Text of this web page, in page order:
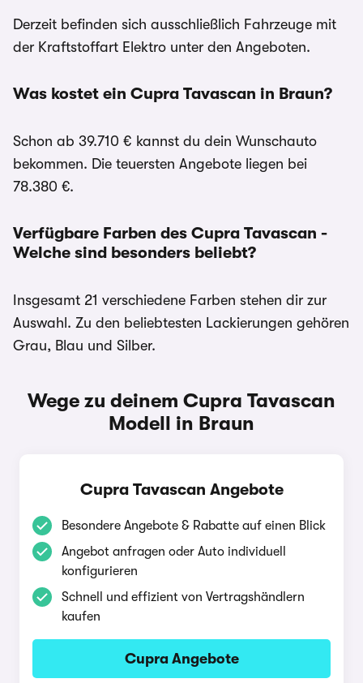
Derzeit befinden sich ausschließlich Fahrzeuge mit
der Kraftstoffart Elektro unter den Angeboten.
Was kostet ein Cupra Tavascan in Braun?
Schon ab 39.710 € kannst du dein Wunschauto
bekommen. Die teuersten Angebote liegen bei
78.380 €.
Verfügbare Farben des Cupra Tavascan -
Welche sind besonders beliebt?
Insgesamt 21 verschiedene Farben stehen dir zur
Auswahl. Zu den beliebtesten Lackierungen gehören
Grau, Blau und Silber.
Wege zu deinem Cupra Tavascan
Modell in Braun
Cupra Tavascan Angebote
Besondere Angebote & Rabatte auf einen Blick
Angebot anfragen oder Auto individuell
konfigurieren
Schnell und effizient von Vertragshändlern
kaufen
Cupra Angebote